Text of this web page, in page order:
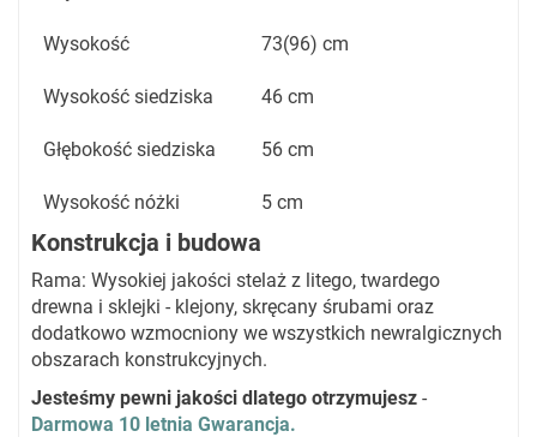
Wysokość 73(96) cm
Wysokość siedziska 46 cm
Głębokość siedziska 56 cm
Wysokość nóżki 5 cm
Konstrukcja i budowa
Rama: Wysokiej jakości stelaż z litego, twardego
drewna i sklejki - klejony, skręcany śrubami oraz
dodatkowo wzmocniony we wszystkich newralgicznych
obszarach konstrukcyjnych.
Jesteśmy pewni jakości dlatego otrzymujesz -
Darmowa 10 letnia Gwarancja.